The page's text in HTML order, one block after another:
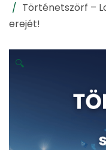
Történetszörf –
erejét!
🔍